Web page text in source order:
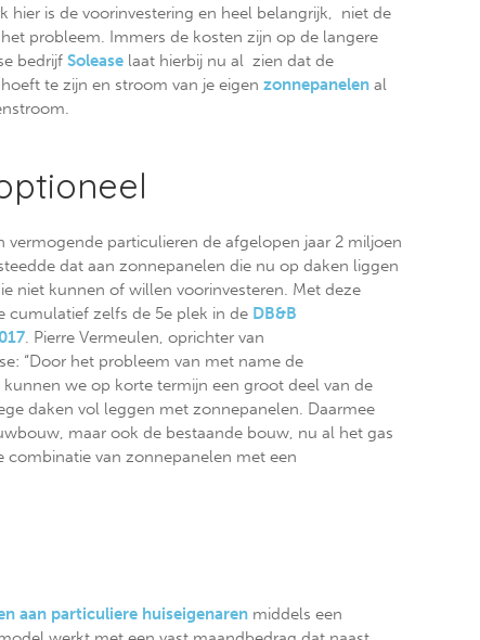
hier is de voorinvestering en heel belangrijk, niet de
probleem. Immers de kosten zijn op de langere
bedrijf Solease laat hierbij nu al zien dat de
te zijn en stroom van je eigen zonnepanelen al
vermogende particulieren de afgelopen jaar 2 miljoen
dat aan zonnepanelen die nu op daken liggen
niet kunnen of willen voorinvesteren. Met deze
cumulatief zelfs de 5e plek in de DB&B
. Pierre Vermeulen, oprichter van
“Door het probleem van met name de
we op korte termijn een groot deel van de
daken vol leggen met zonnepanelen. Daarmee
maar ook de bestaande bouw, nu al het gas
combinatie van zonnepanelen met een
aan particuliere huiseigenaren middels een